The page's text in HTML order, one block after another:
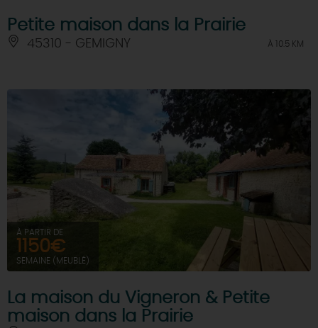
Petite maison dans la Prairie
45310 - GEMIGNY À 10.5 KM
À PARTIR DE
1150€
SEMAINE (MEUBLÉ)
La maison du Vigneron & Petite
maison dans la Prairie